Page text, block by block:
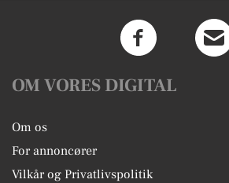
OM VORES DIGITAL
Om os
For annoncører
Vilkår og Privatlivspolitik